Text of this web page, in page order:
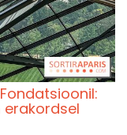
erakordsel